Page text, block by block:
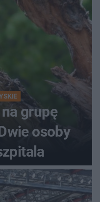
grupę
osoby